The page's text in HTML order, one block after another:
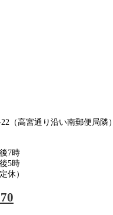
（高宮通り沿い南郵便局隣）
7時
5時
休）